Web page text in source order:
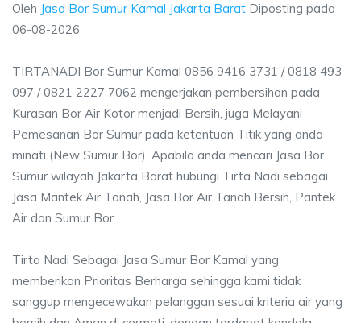
Oleh Jasa Bor Sumur Kamal Jakarta Barat Diposting pada
06-08-2026
TIRTANADI Bor Sumur Kamal 0856 9416 3731 / 0818 493
097 / 0821 2227 7062 mengerjakan pembersihan pada
Kurasan Bor Air Kotor menjadi Bersih, juga Melayani
Pemesanan Bor Sumur pada ketentuan Titik yang anda
minati (New Sumur Bor), Apabila anda mencari Jasa Bor
Sumur wilayah Jakarta Barat hubungi Tirta Nadi sebagai
Jasa Mantek Air Tanah, Jasa Bor Air Tanah Bersih, Pantek
Air dan Sumur Bor.
Tirta Nadi Sebagai Jasa Sumur Bor Kamal yang
memberikan Prioritas Berharga sehingga kami tidak
sanggup mengecewakan pelanggan sesuai kriteria air yang